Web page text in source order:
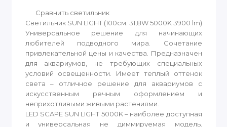
Сравнить светильник
Светильник SUN LIGHT (100см. 31,8W 5000K 3900 lm)
Универсальное решение для начинающих
любителей подводного мира. Сочетание
привлекательной цены и качества. Предназначен
для аквариумов, не требующих специальных
условий освещенности. Имеет теплый оттенок
света – отличное решение для аквариумов с
искусственным речным оформлением и
неприхотливыми живыми растениями.
LED SCAPE SUN LIGHT 5000K – наиболее доступная
и универсальная не диммируемая модель.